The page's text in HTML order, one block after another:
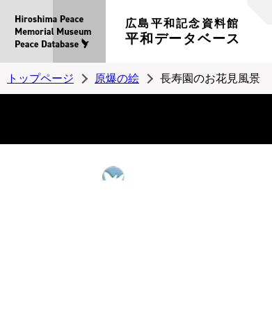
広島平和記念資料館
平和データベース
トップページ 原爆の絵 長寿園のお花見風景